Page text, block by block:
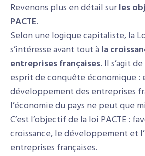
Revenons plus en détail surles
PACTE.
Selon une logique capitaliste, la
s’intéresse avant tout àla
entreprises françaises. Il s’agit
esprit de conquête économique :
développement des entreprises
l’économie du pays ne peut que
C’est l’objectif de la loi PACTE :
croissance, le développement et
entreprises françaises.